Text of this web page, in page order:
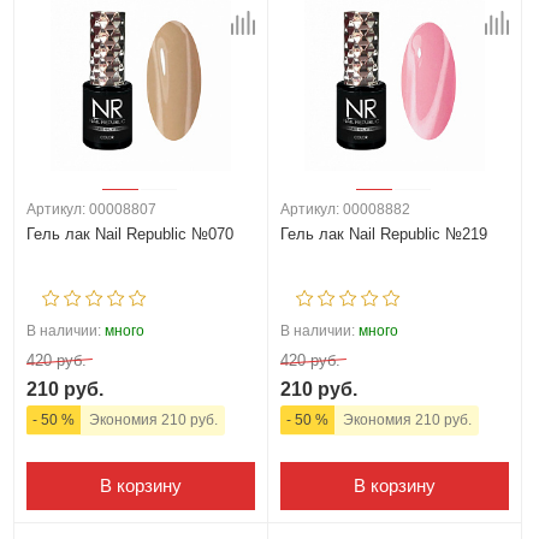
который восхищает, используя материалы Nail Republic.
Каждый продукт разработан для того, чтобы сделать вашу
работу более творческой и приятной, а результат –
безупречным и стойким. Nail Republic – это ваш выбор для
создания маникюра, отражающего вашу индивидуальность.
Артикул: 00008807
Гель лак Nail Republic №070
В наличии: много
420 руб.
210 руб.
- 50 % Экономия 210 руб.
В корзину
Артикул: 00008882
Гель лак Nail Republic №219
В наличии: много
420 руб.
210 руб.
- 50 % Экономия 210 руб.
В корзину